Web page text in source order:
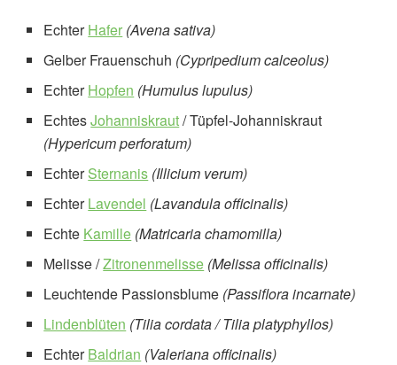
EchterHafer (Avena sativa)
Gelber Frauenschuh (Cypripedium calceolus)
EchterHopfen (Humulus lupulus)
EchtesJohanniskraut/ Tüpfel-Johanniskraut
(Hypericum perforatum)
EchterSternanis (Illicium verum)
EchterLavendel (Lavandula officinalis)
Echte Kamille (Matricaria chamomilla)
Melisse /Zitronenmelisse (Melissa officinalis)
Leuchtende Passionsblume (Passiflora incarnate)
Lindenblüten (Tilia cordata / Tilia platyphyllos)
EchterBaldrian (Valeriana officinalis)